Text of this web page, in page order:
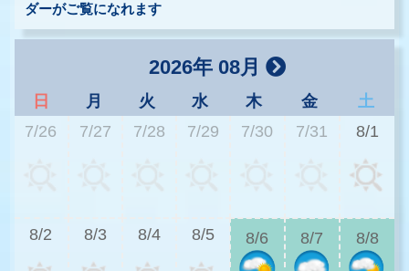
ダーがご覧になれます
2026年 08月
日 月 火 水 木 金
土
7/26
7/27 7/28 7/29 7/30 7/31 8/1
8/2 8/3 8/4 8/5 8/6 8/7 8/8